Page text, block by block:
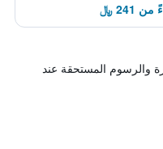
والرسوم المستحقة عند